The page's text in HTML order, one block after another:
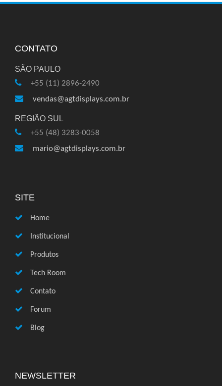
CONTATO
SÃO PAULO
+55 (11) 2896-2490
vendas@agtdisplays.com.br
REGIÃO SUL
+55 (48) 3283-0058
mario@agtdisplays.com.br
SITE
Home
Institucional
Produtos
Tech Room
Contato
Forum
Blog
NEWSLETTER